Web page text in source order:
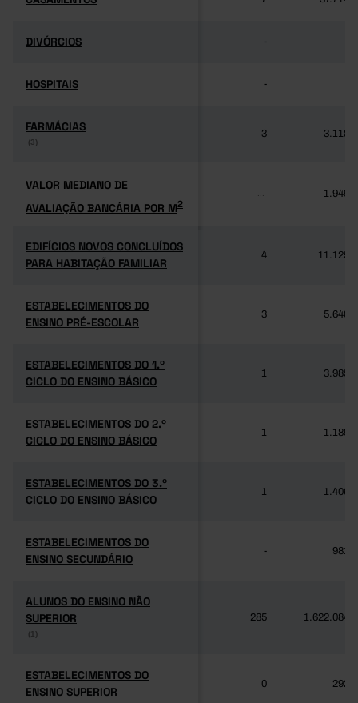
DIVÓRCIOS
DIVÓRCIOS -
HOSPITAIS
HOSPITAIS -
FARMÁCIAS
(3)
FARMÁCIAS
(3)
3 3.118
VALOR MEDIANO DE
AVALIAÇÃO BANCÁRIA POR M2
VALOR MEDIANO DE
AVALIAÇÃO BANCÁRIA POR M2
1.949
EDIFÍCIOS NOVOS CONCLUÍDOS
PARA HABITAÇÃO FAMILIAR
EDIFÍCIOS NOVOS CONCLUÍDOS
PARA HABITAÇÃO FAMILIAR
4 11.125
ESTABELECIMENTOS DO
ENSINO PRÉ-ESCOLAR
ESTABELECIMENTOS DO
ENSINO PRÉ-ESCOLAR
3 5.640
ESTABELECIMENTOS DO 1.º
CICLO DO ENSINO BÁSICO
ESTABELECIMENTOS DO 1.º
CICLO DO ENSINO BÁSICO
1 3.985
ESTABELECIMENTOS DO 2.º
CICLO DO ENSINO BÁSICO
ESTABELECIMENTOS DO 2.º
CICLO DO ENSINO BÁSICO
1 1.189
ESTABELECIMENTOS DO 3.º
CICLO DO ENSINO BÁSICO
ESTABELECIMENTOS DO 3.º
CICLO DO ENSINO BÁSICO
1 1.406
ESTABELECIMENTOS DO
ENSINO SECUNDÁRIO
ESTABELECIMENTOS DO
ENSINO SECUNDÁRIO
- 981
ALUNOS DO ENSINO NÃO
SUPERIOR
(1)
ALUNOS DO ENSINO NÃO
SUPERIOR
(1)
285 1.622.084
ESTABELECIMENTOS DO
ENSINO SUPERIOR
ESTABELECIMENTOS DO
ENSINO SUPERIOR
0 292